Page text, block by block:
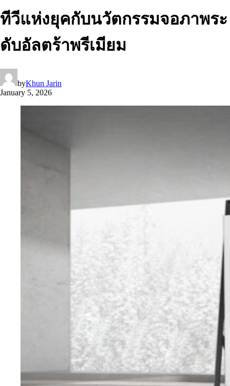
ทีวีแห่งยุคกับนวัตกรรมจอภาพระ
ดับอัลตร้าพรีเมียม
byKhun Jarin
January 5, 2026